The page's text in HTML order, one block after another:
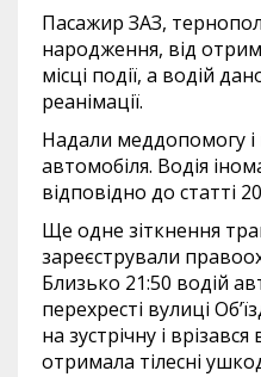
Пасажир ЗАЗ,
народження, від
місці події, а водій
реанімації.
Надали меддопомогу і
автомобіля. Водія
відповідно до статті
Ще одне зіткнення
зареєстрували
Близько 21:50 водій
перехресті вулиці
на зустрічну і
отримала тілесні